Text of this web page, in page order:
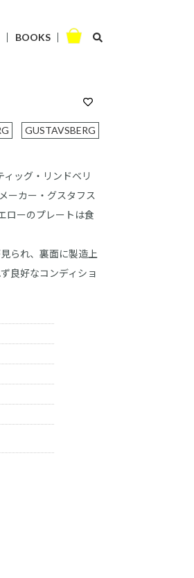
BOOKS
GUSTAVSBERG
ッグ・リンドベリ
ーカー・グスタフス
ローのプレートは食
られ、裏面に製造上
良好なコンディショ